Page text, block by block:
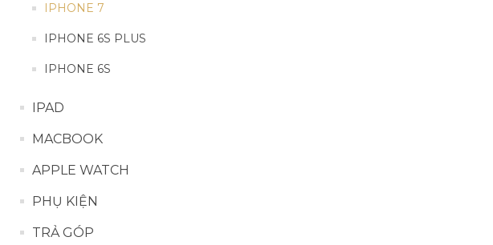
IPHONE 7
IPHONE 6S PLUS
IPHONE 6S
IPAD
MACBOOK
APPLE WATCH
PHỤ KIỆN
TRẢ GÓP
IPHONE X
IPHONE 7 PLUS
IPHONE 7
IPHONE 6S PLUS